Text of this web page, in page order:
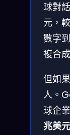
球對
元，
數字
複合
但如
人。
球企
兆美元